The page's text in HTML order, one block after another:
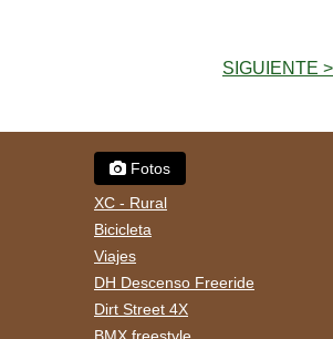
SIGUIENTE >
Fotos
XC - Rural
Bicicleta
Viajes
DH Descenso Freeride
Dirt Street 4X
BMX freestyle